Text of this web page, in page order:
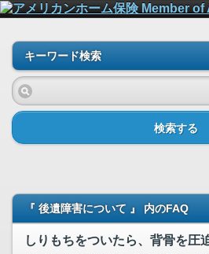
キーワード検索
検索する
『 後遺障害について 』 内のFAQ